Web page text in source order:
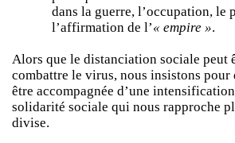
dans la guerre, l’occupation, le
l’affirmation de l’« empire ».
Alors que le distanciation sociale peut
combattre le virus, nous insistons pour
être accompagnée d’une
solidarité sociale qui nous rapproche
divise.